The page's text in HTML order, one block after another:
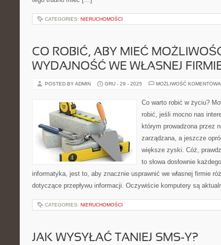
CATEGORIES: NIERUCHOMOŚCI
CO ROBIĆ, ABY MIEĆ
WYDAJNOŚĆ WE WŁASNEJ
POSTED BY ADMIN GRU - 29 - 2025 MOŻLIWOŚĆ
Co warto robić w życiu?
robić, jeśli mocno nas
którym prowadzona przez
zarządzana, a jeszcze
większe zyski. Cóż,
to słowa dosłownie
informatyka, jest to, aby znacznie usprawnić we własnej firmie
dotyczące przepływu informacji. Oczywiście komputery są
CATEGORIES: NIERUCHOMOŚCI
JAK WYSYŁAĆ TANIEJ SMS-Y?